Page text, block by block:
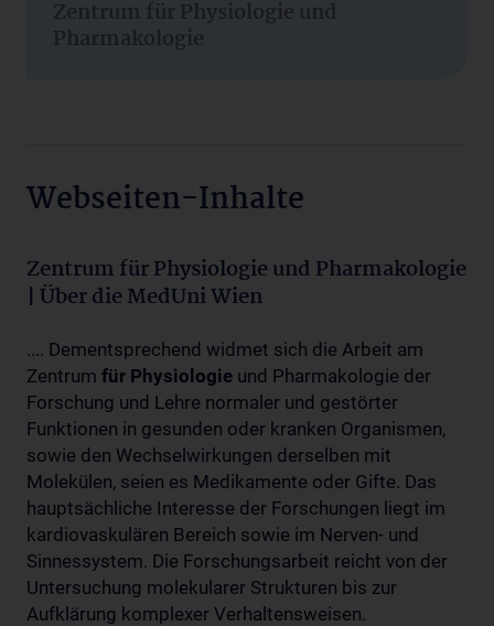
Zentrum für Physiologie und
Pharmakologie
Webseiten-Inhalte
Zentrum für Physiologie und Pharmakologie
| Über die MedUni Wien
.... Dementsprechend widmet sich die Arbeit am
Zentrum für Physiologie und Pharmakologie der
Forschung und Lehre normaler und gestörter
Funktionen in gesunden oder kranken Organismen,
sowie den Wechselwirkungen derselben mit
Molekülen, seien es Medikamente oder Gifte. Das
hauptsächliche Interesse der Forschungen liegt im
kardiovaskulären Bereich sowie im Nerven- und
Sinnessystem. Die Forschungsarbeit reicht von der
Untersuchung molekularer Strukturen bis zur
Aufklärung komplexer Verhaltensweisen.